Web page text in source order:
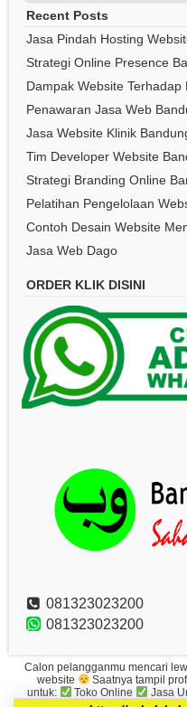
Recent Posts
Jasa Pindah Hosting
Strategi Online Presence
Dampak Website Terhadap
Penawaran Jasa Web
Jasa Website Klinik
Tim Developer Website
Strategi Branding Online
Pelatihan Pengelolaan
Contoh Desain Website
Jasa Web Dago
ORDER KLIK DISINI
081323023200
081323023200
Calon pelangganmu mencari
website
Saatnya tampil
untuk:
Toko Online Jasa